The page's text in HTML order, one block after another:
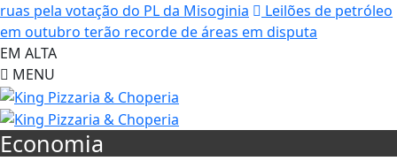
ruas pela votação do PL da Misoginia
Leilões de petróleo
em outubro terão recorde de áreas em disputa
EM ALTA
MENU
Economia